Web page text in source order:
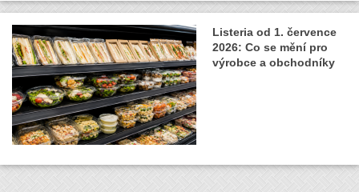
Listeria od 1. července
2026: Co se mění pro
výrobce a obchodníky